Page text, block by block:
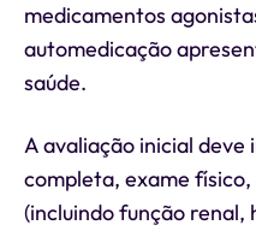
medicamentos
automedicação
saúde.
A avaliação inicial
completa, exame
(incluindo função renal,